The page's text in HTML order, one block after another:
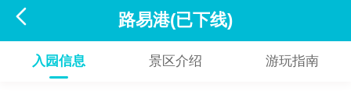
 路易港(已下线)
入园信息 景区介绍 游玩指南